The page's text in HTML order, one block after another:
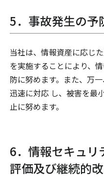
5．事故発生の予
当社は、情報資産に応じ
を実施することにより、
防に努めます。また、万
迅速に対応 し、被害を最
止に努めます。
6．情報セキュリ
評価及び継続的